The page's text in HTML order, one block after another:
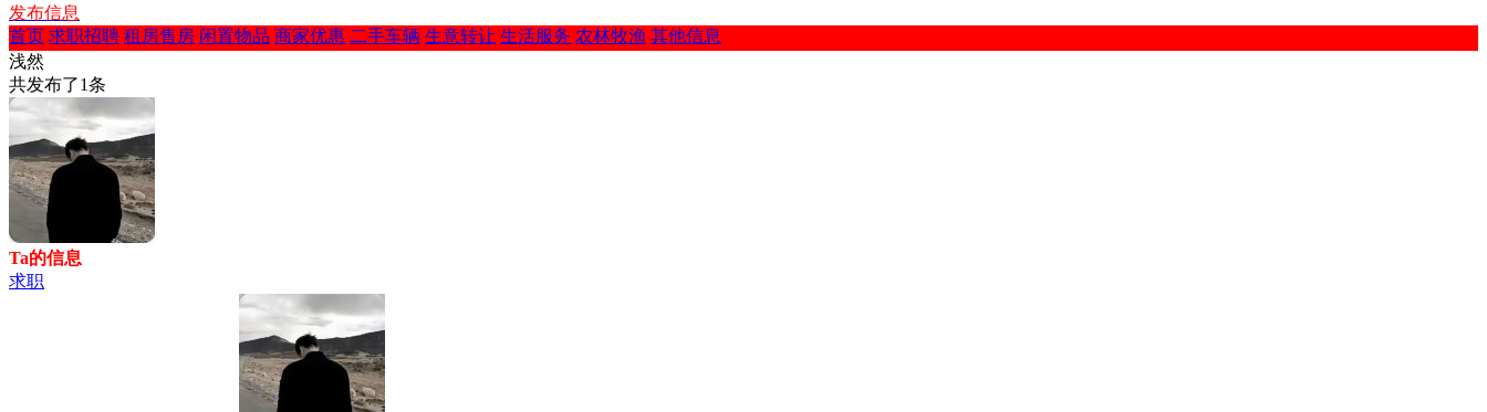
发布信息
首页 求职招聘 租房售房 闲置物品 商家优惠 二手车辆 生意转让 生活服务 农林牧渔 其他信息
浅然
共发布了1条
Ta的信息
求职